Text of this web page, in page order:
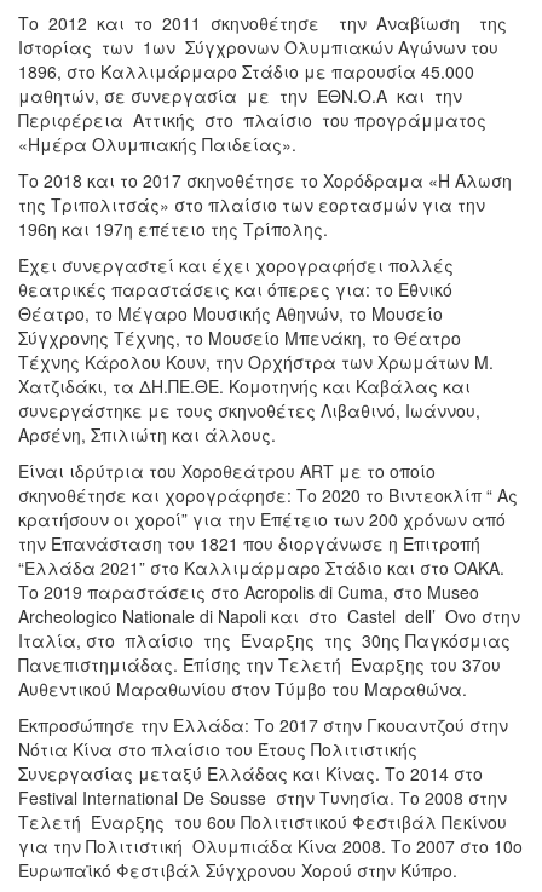
Το 2012 και το 2011 σκηνοθέτησε την Αναβίωση της
Ιστορίας των 1ων Σύγχρονων Ολυμπιακών Αγώνων του
1896, στο Καλλιμάρμαρο Στάδιο με παρουσία 45.000
μαθητών, σε συνεργασία με την ΕΘΝ.Ο.Α και την
Περιφέρεια Αττικής στο πλαίσιο του προγράμματος
«Ημέρα Ολυμπιακής Παιδείας».
Το 2018 και το 2017 σκηνοθέτησε το Χορόδραμα «Η Άλωση
της Τριπολιτσάς» στο πλαίσιο των εορτασμών για την
196η και 197η επέτειο της Τρίπολης.
Έχει συνεργαστεί και έχει χορογραφήσει πολλές
θεατρικές παραστάσεις και όπερες για: το Εθνικό
Θέατρο, το Μέγαρο Μουσικής Αθηνών, το Μουσείο
Σύγχρονης Τέχνης, το Μουσείο Μπενάκη, το Θέατρο
Τέχνης Κάρολου Κουν, την Ορχήστρα των Χρωμάτων Μ.
Χατζιδάκι, τα ΔΗ.ΠΕ.ΘΕ. Κομοτηνής και Καβάλας και
συνεργάστηκε με τους σκηνοθέτες Λιβαθινό, Ιωάννου,
Αρσένη, Σπιλιώτη και άλλους.
Είναι ιδρύτρια του Χοροθεάτρου ART με το οποίο
σκηνοθέτησε και χορογράφησε: Το 2020 το Βιντεοκλίπ “ Ας
κρατήσουν οι χοροί” για την Επέτειο των 200 χρόνων από
την Επανάσταση του 1821 που διοργάνωσε η Επιτροπή́
“Ελλάδα 2021” στο Καλλιμάρμαρο Στάδιο και στο ΟΑΚΑ.
Το 2019 παραστάσεις στο Acropolis di Cuma, στο Museo
Archeologico Nationale di Napoli και στο Castel dell’ Ovo στην
Ιταλία, στο πλαίσιο της Έναρξης της 30ης Παγκόσμιας
Πανεπιστημιάδας. Επίσης την Τελετή Έναρξης του 37ου
Αυθεντικού Μαραθωνίου στον Τύμβο του Μαραθώνα.
Εκπροσώπησε την Ελλάδα: Το 2017 στην Γκουαντζού στην
Νότια Κίνα στο πλαίσιο του Έτους Πολιτιστικής
Συνεργασίας μεταξύ Ελλάδας και Κίνας. Το 2014 στο
Festival International De Sousse στην Τυνησία. Το 2008 στην
Τελετή Έναρξης του 6ου Πολιτιστικού Φεστιβάλ Πεκίνου
για την Πολιτιστική Ολυμπιάδα Κίνα 2008. Το 2007 στο 10ο
Ευρωπαϊκό Φεστιβάλ Σύγχρονου Χορού στην Κύπρο.